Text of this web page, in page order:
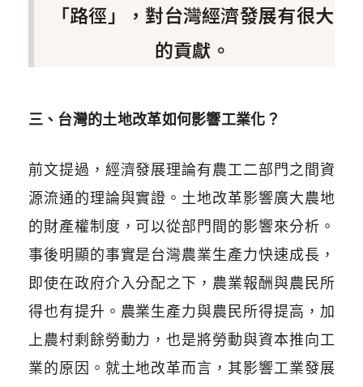
「路徑」，對台灣經濟發展有很大
的貢獻。
三、台灣的土地改革如何影響工業化？
前文提過，經濟發展理論有農工二部門之間資
源流通的理論與實證。土地改革影響廣大農地
的財產權制度，可以從部門間的影響來分析。
事後明顯的事實是台灣農業生產力快速成長，
即使在政府介入分配之下，農業報酬與農民所
得也有提升。農業生產力與農民所得提高，加
上農村剩餘勞動力，也是將勞動與資本推向工
業的原因。就土地改革而言，其影響工業發展